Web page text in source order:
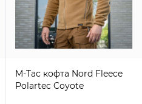
M-Tac кофта Nord Fleece
Polartec Coyote